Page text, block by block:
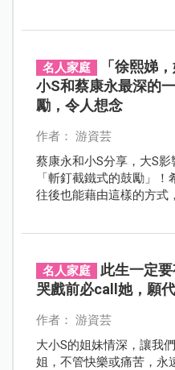
名人家庭
「徐熙娣
小S和蔡康永最深的
勵，令人想念
作者： 游資芸
蔡康永和小S分享，大S
「斬釘截鐵式的鼓勵」
往後也能藉由這樣的方式
名人家庭
此生一定
哭戲前必call她，願
作者： 游資芸
大小S的姐妹情深，讓我
姐，不管快樂或痛苦，永